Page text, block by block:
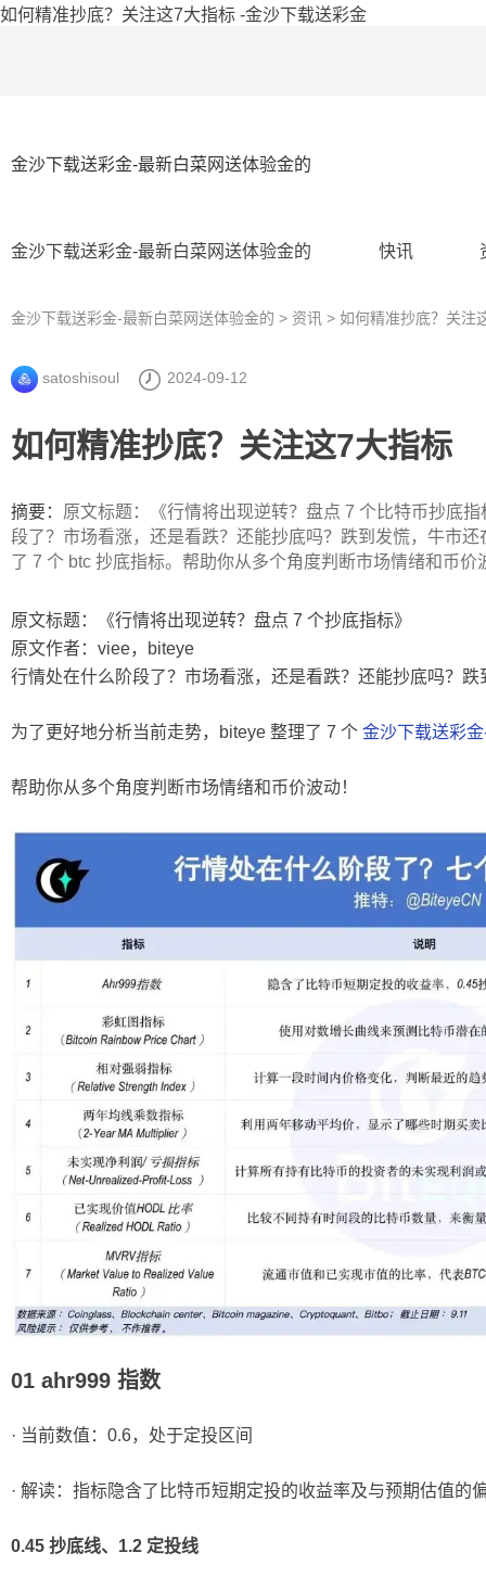
如何精准抄底？关注这7大指标 -金沙下载送彩金
金沙下载送彩金-最新白菜网送体验金的
金沙下载送彩金-最新白菜网送体验金的 快讯
金沙下载送彩金-最新白菜网送体验金的 > 资讯 > 如何精准抄底？关注
satoshisoul 2024-09-12
如何精准抄底？关注这7大指标
摘要： 原文标题：《行情将出现逆转？盘点 7 个比特币抄底
段了？市场看涨，还是看跌？还能抄底吗？跌到发慌，牛市
了 7 个 btc 抄底指标。帮助你从多个角度判断市场情绪和币价
原文标题：《行情将出现逆转？盘点 7 个抄底指标》
原文作者：viee，biteye
行情处在什么阶段了？市场看涨，还是看跌？还能抄底吗？
为了更好地分析当前走势，biteye 整理了 7 个 金沙下载送彩
帮助你从多个角度判断市场情绪和币价波动！
01 ahr999 指数
· 当前数值：0.6，处于定投区间
· 解读：指标隐含了比特币短期定投的收益率及与预期估值的
0.45 抄底线、1.2 定投线